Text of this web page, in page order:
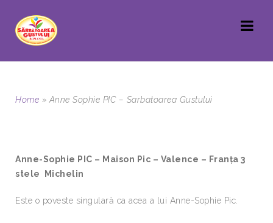
Home » Anne Sophie PIC – Sarbatoarea Gustului
Anne-Sophie PIC – Maison Pic – Valence – Franța 3
stele Michelin
Este o poveste singulară ca acea a lui Anne-Sophie Pic.